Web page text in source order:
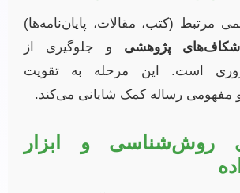
مرتبط (کتب، مقالات، پایان‌نامه‌ها)
پژوهشی و جلوگیری از
است. این مرحله به تقویت
رساله کمک شایانی می‌کند.
روش‌شناسی و ابزار